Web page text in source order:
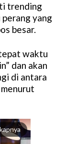
trending
yang
besar.
waktu
dan akan
di antara